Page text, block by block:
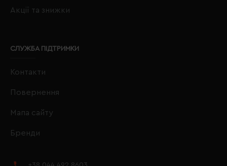
Акції та знижки
СЛУЖБА ПІДТРИМКИ
Контакти
Повернення
Мапа сайту
Бренди